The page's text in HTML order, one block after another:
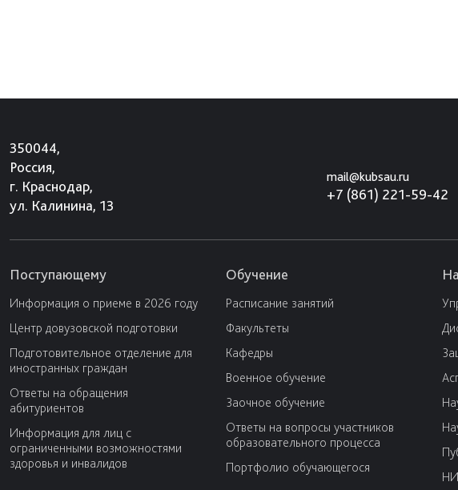
350044,
Россия,
г. Краснодар,
ул. Калинина, 13
mail@kubsau.ru
+7 (861) 221-59-42
Поступающему
Информация о приеме в 2026 году
Центр довузовской подготовки
Подготовительное отделение для
иностранных граждан
Ответы на обращения
абитуриентов
Информация для лиц с
ограниченными возможностями
здоровья и инвалидов
Обучение
Расписание занятий
Факультеты
Кафедры
Военное обучение
Заочное обучение
Ответы на вопросы участников
образовательного процесса
Портфолио обучающегося